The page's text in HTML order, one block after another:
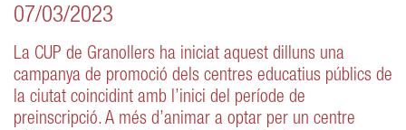
07/03/2023
La CUP de Granollers ha iniciat aquest dilluns una
campanya de promoció dels centres educatius públics de
la ciutat coincidint amb l’inici del període de
preinscripció. A més d’animar a optar per un centre